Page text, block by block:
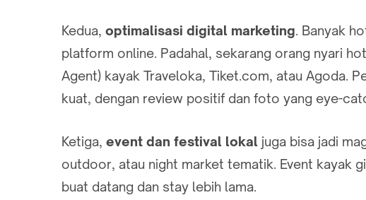
Kedua, optimalisasi digital marketing. Banyak
platform online. Padahal, sekarang orang nyari
Agent) kayak Traveloka, Tiket.com, atau Agoda.
kuat, dengan review positif dan foto yang eye-
Ketiga, event dan festival lokal juga bisa jadi
outdoor, atau night market tematik. Event kayak
buat datang dan stay lebih lama.